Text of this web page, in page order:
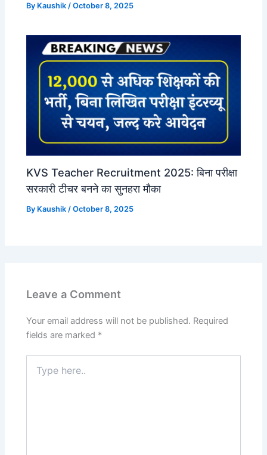
By Kaushik /October 8, 2025
KVS Teacher Recruitment 2025: बिना परीक्षा
सरकारी टीचर बनने का सुनहरा मौका
By Kaushik /October 8, 2025
Leave a Comment
Your email address will not be published. Required
fields are marked *
here..